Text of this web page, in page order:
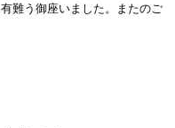
難う御座いました。またのご